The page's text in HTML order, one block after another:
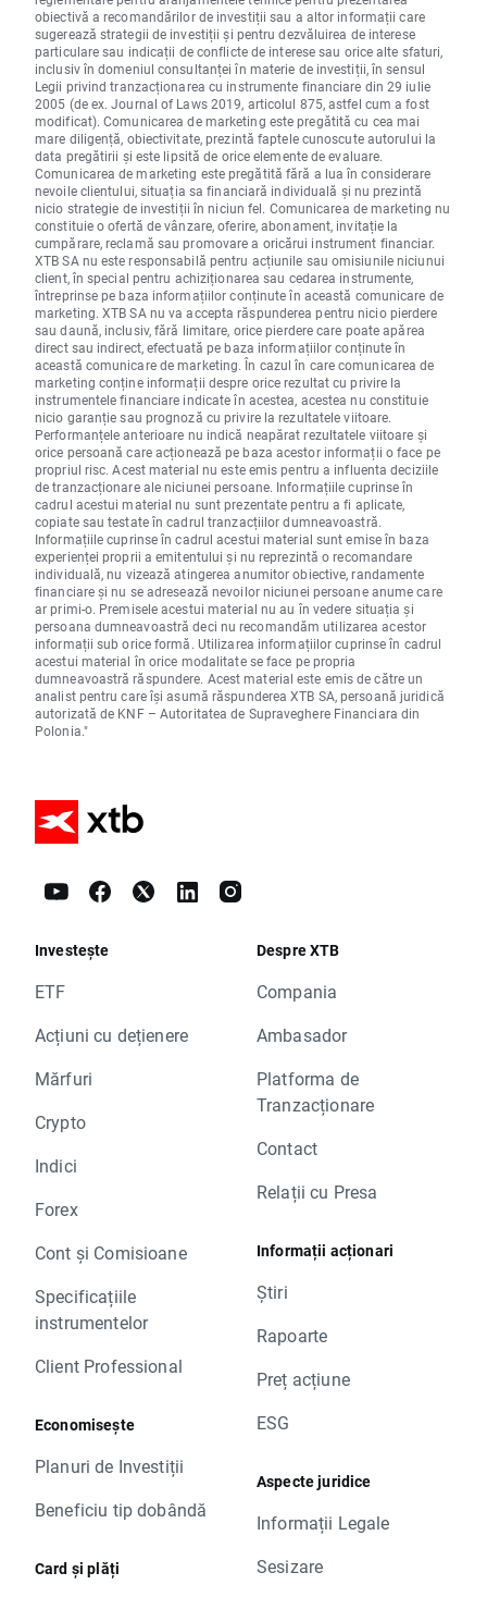
obiectivă a recomandărilor de investiții sau a altor informații care
sugerează strategii de investiții și pentru dezvăluirea de interese
particulare sau indicații de conflicte de interese sau orice alte sfaturi,
inclusiv în domeniul consultanței în materie de investiții, în sensul
Legii privind tranzacționarea cu instrumente financiare din 29 iulie
2005 (de ex. Journal of Laws 2019, articolul 875, astfel cum a fost
modificat). Comunicarea de marketing este pregătită cu cea mai
mare diligență, obiectivitate, prezintă faptele cunoscute autorului la
data pregătirii și este lipsită de orice elemente de evaluare.
Comunicarea de marketing este pregătită fără a lua în considerare
nevoile clientului, situația sa financiară individuală și nu prezintă
nicio strategie de investiții în niciun fel. Comunicarea de marketing nu
constituie o ofertă de vânzare, oferire, abonament, invitație la
cumpărare, reclamă sau promovare a oricărui instrument financiar.
XTB SA nu este responsabilă pentru acțiunile sau omisiunile niciunui
client, în special pentru achiziționarea sau cedarea instrumente,
întreprinse pe baza informațiilor conținute în această comunicare de
marketing. XTB SA nu va accepta răspunderea pentru nicio pierdere
sau daună, inclusiv, fără limitare, orice pierdere care poate apărea
direct sau indirect, efectuată pe baza informațiilor conținute în
această comunicare de marketing. În cazul în care comunicarea de
marketing conține informații despre orice rezultat cu privire la
instrumentele financiare indicate în acestea, acestea nu constituie
nicio garanție sau prognoză cu privire la rezultatele viitoare.
Performanțele anterioare nu indică neapărat rezultatele viitoare și
orice persoană care acționează pe baza acestor informații o face pe
propriul risc. Acest material nu este emis pentru a influenta deciziile
de tranzacționare ale niciunei persoane. Informațiile cuprinse în
cadrul acestui material nu sunt prezentate pentru a fi aplicate,
copiate sau testate în cadrul tranzacțiilor dumneavoastră.
Informațiile cuprinse în cadrul acestui material sunt emise în baza
experienței proprii a emitentului și nu reprezintă o recomandare
individuală, nu vizează atingerea anumitor obiective, randamente
financiare și nu se adresează nevoilor niciunei persoane anume care
ar primi-o. Premisele acestui material nu au în vedere situația și
persoana dumneavoastră deci nu recomandăm utilizarea acestor
informații sub orice formă. Utilizarea informațiilor cuprinse în cadrul
acestui material în orice modalitate se face pe propria
dumneavoastră răspundere. Acest material este emis de către un
analist pentru care își asumă răspunderea XTB SA, persoană juridică
autorizată de KNF – Autoritatea de Supraveghere Financiara din
Polonia."
Investește
ETF
Acțiuni cu dețienere
Mărfuri
Crypto
Indici
Forex
Cont și Comisioane
Specificațiile
instrumentelor
Client Professional
Economisește
Planuri de Investiții
Beneficiu tip dobândă
Card și plăți
Despre XTB
Compania
Ambasador
Platforma de
Tranzacționare
Contact
Relații cu Presa
Informații acționari
Știri
Rapoarte
Preț acțiune
ESG
Aspecte juridice
Informații Legale
Sesizare